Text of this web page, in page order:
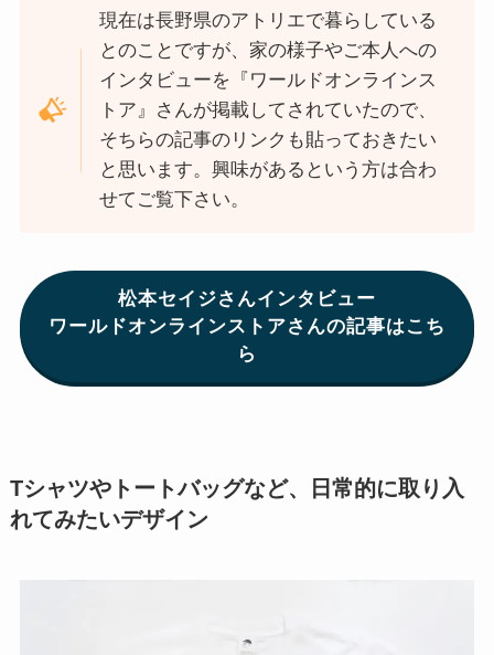
現在は長野県のアトリエで暮らしている
とのことですが、家の様子やご本人への
インタビューを『ワールドオンラインス
トア』さんが掲載してされていたので、
そちらの記事のリンクも貼っておきたい
と思います。興味があるという方は合わ
せてご覧下さい。
松本セイジさんインタビュー
ワールドオンラインストアさんの記事はこち
ら
Tシャツやトートバッグなど、日常的に取り入
れてみたいデザイン